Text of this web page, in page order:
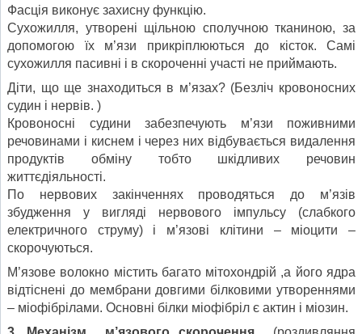
Фасція виконує захисну функцію.
Сухожилля, утворені щільною сполучною тканиною, за
допомогою їх м’язи прикріплюються до кісток. Самі
сухожилля пасивні і в скороченні участі не приймають.
Діти, що ще знаходиться в м’язах? (Безліч кровоносних
судин і нервів. )
Кровоносні судини забезпечують м’язи поживними
речовинами і киснем і через них відбувається видалення
продуктів обміну тобто шкідливих речовин
життєдіяльності.
По нервових закінченнях проводяться до м’язів
збудження у вигляді нервового імпульсу (слабкого
електричного струму) і м’язові клітини – міоцити –
скорочуються.
М’язове волокно містить багато мітохондрій ,а його ядра
відтіснені до мембрани довгими білковими утвореннями
– міофібрілами. Основні білки міофібріл є актин і міозин.